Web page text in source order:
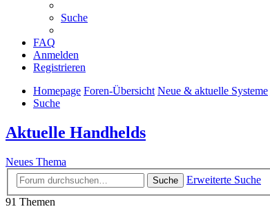
Suche
FAQ
Anmelden
Registrieren
Homepage Foren-Übersicht Neue & aktuelle Systeme
Suche
Aktuelle Handhelds
Neues Thema
Suche
Erweiterte Suche
91 Themen